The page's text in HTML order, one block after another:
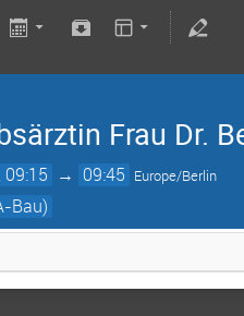
Frau Dr.
→ 09:45 Europe/Berlin
Bau)